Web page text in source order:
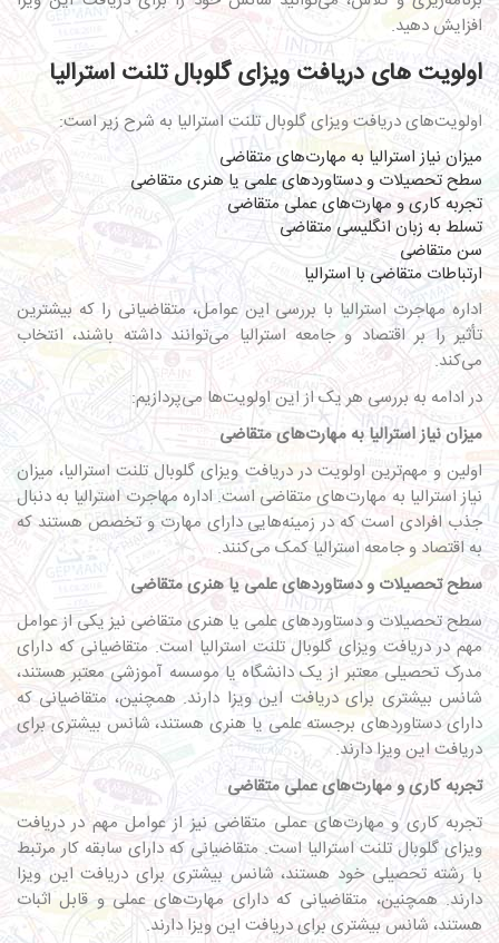
افزایش دهید.
اولویت‌ های دریافت ویزای گلوبال تلنت استرالیا
اولویت‌های دریافت ویزای گلوبال تلنت استرالیا به شرح زیر است:
میزان نیاز استرالیا به مهارت‌های متقاضی
سطح تحصیلات و دستاوردهای علمی یا هنری متقاضی
تجربه کاری و مهارت‌های عملی متقاضی
تسلط به زبان انگلیسی متقاضی
سن متقاضی
ارتباطات متقاضی با استرالیا
اداره مهاجرت استرالیا با بررسی این عوامل، متقاضیانی را که بیشترین
تأثیر را بر اقتصاد و جامعه استرالیا می‌توانند داشته باشند، انتخاب
می‌کند.
در ادامه به بررسی هر یک از این اولویت‌ها می‌پردازیم:
میزان نیاز استرالیا به مهارت‌های متقاضی
اولین و مهم‌ترین اولویت در دریافت ویزای گلوبال تلنت استرالیا، میزان
نیاز استرالیا به مهارت‌های متقاضی است. اداره مهاجرت استرالیا به دنبال
جذب افرادی است که در زمینه‌هایی دارای مهارت و تخصص هستند که
به اقتصاد و جامعه استرالیا کمک می‌کنند.
سطح تحصیلات و دستاوردهای علمی یا هنری متقاضی
سطح تحصیلات و دستاوردهای علمی یا هنری متقاضی نیز یکی از عوامل
مهم در دریافت ویزای گلوبال تلنت استرالیا است. متقاضیانی که دارای
مدرک تحصیلی معتبر از یک دانشگاه یا موسسه آموزشی معتبر هستند،
شانس بیشتری برای دریافت این ویزا دارند. همچنین، متقاضیانی که
دارای دستاوردهای برجسته علمی یا هنری هستند، شانس بیشتری برای
دریافت این ویزا دارند.
تجربه کاری و مهارت‌های عملی متقاضی
تجربه کاری و مهارت‌های عملی متقاضی نیز از عوامل مهم در دریافت
ویزای گلوبال تلنت استرالیا است. متقاضیانی که دارای سابقه کار مرتبط
با رشته تحصیلی خود هستند، شانس بیشتری برای دریافت این ویزا
دارند. همچنین، متقاضیانی که دارای مهارت‌های عملی و قابل اثبات
هستند، شانس بیشتری برای دریافت این ویزا دارند.